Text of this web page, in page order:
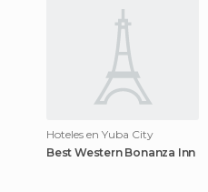
Hoteles en Yuba City
Best Western Bonanza Inn